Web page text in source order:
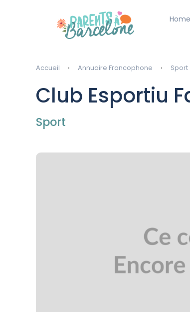
Home
Accueil Annuaire Francophone Sport
Club Esportiu
Sport